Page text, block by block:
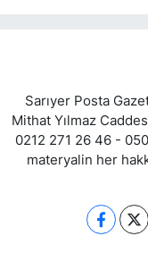
Sarıyer Posta
Mithat Yılmaz
0212 271 26 46 -
materyalin her